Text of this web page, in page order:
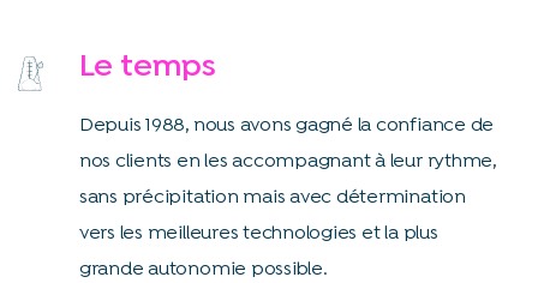
Le temps
Depuis 1988, nous avons gagné la confiance de
nos clients en les accompagnant à leur rythme,
sans précipitation mais avec détermination
vers les meilleures technologies et la plus
grande autonomie possible.